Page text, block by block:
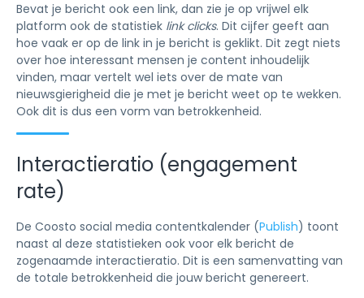
Bevat je bericht ook een link, dan zie je op vrijwel elk
platform ook de statistiek link clicks. Dit cijfer geeft aan
hoe vaak er op de link in je bericht is geklikt. Dit zegt niets
over hoe interessant mensen je content inhoudelijk
vinden, maar vertelt wel iets over de mate van
nieuwsgierigheid die je met je bericht weet op te wekken.
Ook dit is dus een vorm van betrokkenheid.
Interactieratio (engagement
rate)
De Coosto social media contentkalender (Publish) toont
naast al deze statistieken ook voor elk bericht de
zogenaamde interactieratio. Dit is een samenvatting van
de totale betrokkenheid die jouw bericht genereert.